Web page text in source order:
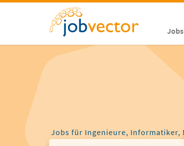
Jobs für Ingenieure, Informatiker,